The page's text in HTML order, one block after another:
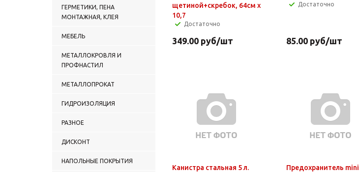
ГЕРМЕТИКИ, ПЕНА
МОНТАЖНАЯ, КЛЕЯ
МЕБЕЛЬ
МЕТАЛЛОКРОВЛЯ И
ПРОФНАСТИЛ
МЕТАЛЛОПРОКАТ
ГИДРОИЗОЛЯЦИЯ
РАЗНОЕ
ДИСКОНТ
НАПОЛЬНЫЕ ПОКРЫТИЯ
щетиной+скребок, 64см x
10,7
Достаточно
349.00 руб/шт
Достаточно
85.00руб/шт
Канистра стальная 5 л.
Предохранитель mini